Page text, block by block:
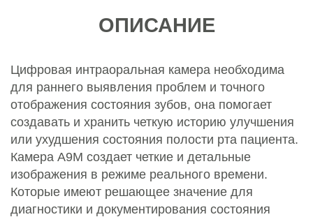
ОПИСАНИЕ
Цифровая интраоральная камера необходима
для раннего выявления проблем и точного
отображения состояния зубов, она помогает
создавать и хранить четкую историю улучшения
или ухудшения состояния полости рта пациента.
Камера A9M создает четкие и детальные
изображения в режиме реального времени.
Которые имеют решающее значение для
диагностики и документирования состояния